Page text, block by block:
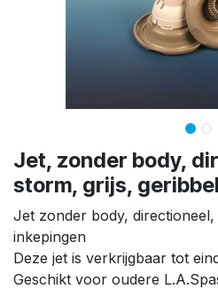
Jet, zonder body,
storm, grijs,
Jet zonder body,
inkepingen
Deze jet is verkrijgbaar tot
Geschikt voor oudere